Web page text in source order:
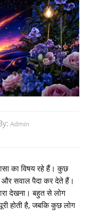
Admin
का विषय रहे हैं। कुछ
सवाल पैदा कर देते हैं।
देखना। बहुत से लोग
होती है, जबकि कुछ लोग